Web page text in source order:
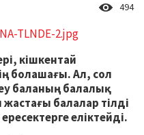
494
кішкентай
болашағы. Ал, сол
баланың балалық
балалар тілді
еліктейді.